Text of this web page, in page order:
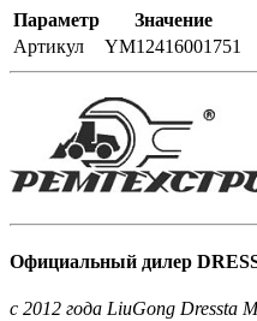
Параметр
Значение
Артикул
YM12416001751
Официальный дилер
c 2012 года LiuGong Dressta